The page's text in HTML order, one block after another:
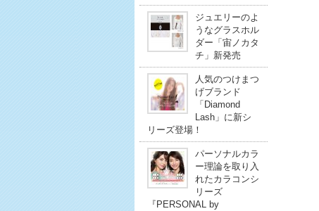
ジュエリーのよ
うなグラスホル
ダー「宙ノカタ
チ」新発売
人気のつけまつ
げブランド
「Diamond
Lash」に新シ
リーズ登場！
パーソナルカラ
ー理論を取り入
れたカラコンシ
リーズ
『PERSONAL by